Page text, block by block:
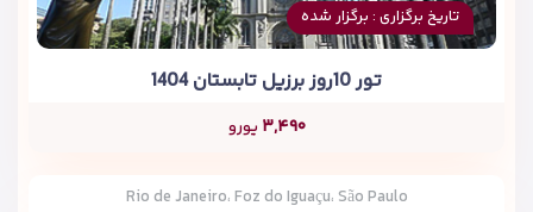
تاریخ برگزاری : برگزار شده
تور 10روز برزیل تابستان 1404
۳,۴۹۰ یورو
Rio de Janeiro، Foz do Iguaçu، São Paulo